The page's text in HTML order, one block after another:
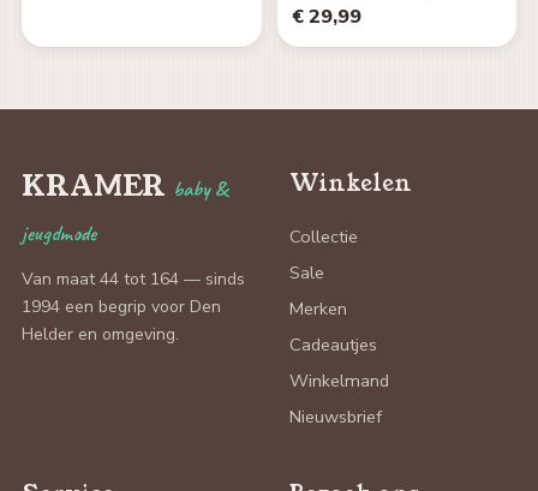
€ 29,99
KRAMER baby &
jeugdmode
Van maat 44 tot 164 — sinds
1994 een begrip voor Den
Helder en omgeving.
Winkelen
Collectie
Sale
Merken
Cadeautjes
Winkelmand
Nieuwsbrief